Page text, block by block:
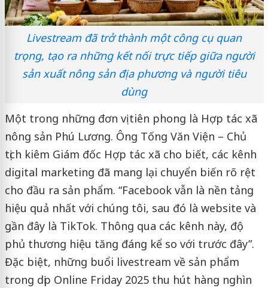
Livestream đã trở thành một công cụ quan
trọng, tạo ra những kết nối trực tiếp giữa người
sản xuất nông sản địa phương và người tiêu
dùng
Một trong những đơn vị tiên phong là Hợp tác xã
nông sản Phú Lương. Ông Tống Văn Viện – Chủ
tịch kiêm Giám đốc Hợp tác xã cho biết, các kênh
digital marketing đã mang lại chuyển biến rõ rệt
cho đầu ra sản phẩm. “Facebook vẫn là nền tảng
hiệu quả nhất với chúng tôi, sau đó là website và
gần đây là TikTok. Thông qua các kênh này, độ
phủ thương hiệu tăng đáng kể so với trước đây”.
Đặc biệt, những buổi livestream về sản phẩm
trong dịp Online Friday 2025 thu hút hàng nghìn